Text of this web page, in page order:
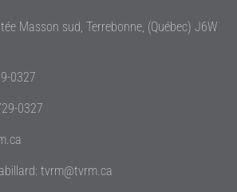
Masson sud, Terrebonne, (Québec) J6W
0327
0327
tvrm@tvrm.ca